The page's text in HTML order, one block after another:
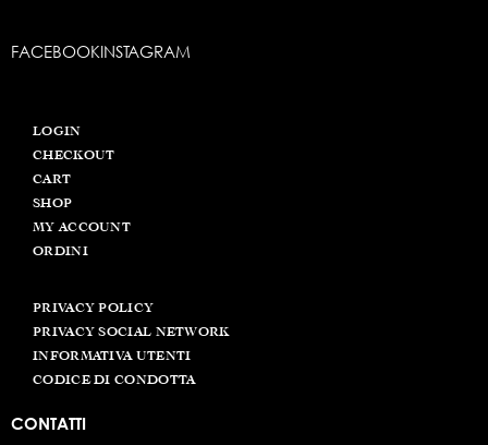
FACEBOOKINSTAGRAM
LOGIN
CHECKOUT
CART
SHOP
MY ACCOUNT
ORDINI
PRIVACY POLICY
PRIVACY SOCIAL NETWORK
INFORMATIVA UTENTI
CODICE DI CONDOTTA
CONTATTI